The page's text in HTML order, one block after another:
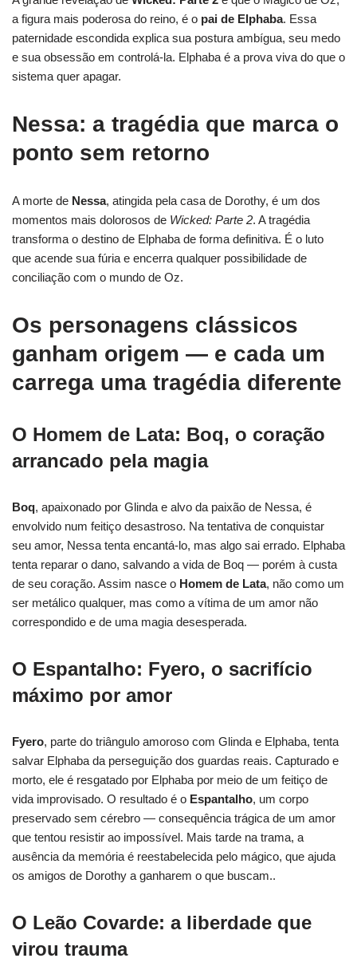
a figura mais poderosa do reino, é o pai de Elphaba. Essa
paternidade escondida explica sua postura ambígua, seu medo
e sua obsessão em controlá-la. Elphaba é a prova viva do que o
sistema quer apagar.
Nessa: a tragédia que marca o
ponto sem retorno
A morte de Nessa, atingida pela casa de Dorothy, é um dos
momentos mais dolorosos de Wicked: Parte 2. A tragédia
transforma o destino de Elphaba de forma definitiva. É o luto
que acende sua fúria e encerra qualquer possibilidade de
conciliação com o mundo de Oz.
Os personagens clássicos
ganham origem — e cada um
carrega uma tragédia diferente
O Homem de Lata: Boq, o coração
arrancado pela magia
Boq, apaixonado por Glinda e alvo da paixão de Nessa, é
envolvido num feitiço desastroso. Na tentativa de conquistar
seu amor, Nessa tenta encantá-lo, mas algo sai errado. Elphaba
tenta reparar o dano, salvando a vida de Boq — porém à custa
de seu coração. Assim nasce o Homem de Lata, não como um
ser metálico qualquer, mas como a vítima de um amor não
correspondido e de uma magia desesperada.
O Espantalho: Fyero, o sacrifício
máximo por amor
Fyero, parte do triângulo amoroso com Glinda e Elphaba, tenta
salvar Elphaba da perseguição dos guardas reais. Capturado e
morto, ele é resgatado por Elphaba por meio de um feitiço de
vida improvisado. O resultado é o Espantalho, um corpo
preservado sem cérebro — consequência trágica de um amor
que tentou resistir ao impossível. Mais tarde na trama, a
ausência da memória é reestabelecida pelo mágico, que ajuda
os amigos de Dorothy a ganharem o que buscam..
O Leão Covarde: a liberdade que
virou trauma